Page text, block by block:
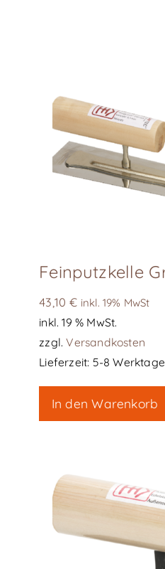
43,10€ inkl. 19% MwSt
inkl. 19 % MwSt.
zzgl.Versandkosten
Lieferzeit: 5-8 Werktage
In den Warenkorb